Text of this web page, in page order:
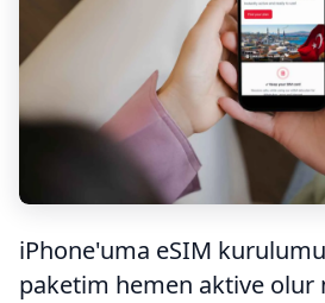
iPhone'uma eSIM
paketim hemen aktive olur